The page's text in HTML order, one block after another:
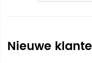
Nieuwe